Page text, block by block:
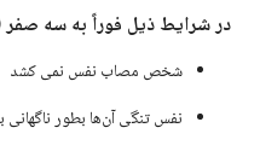
در شرایط ذیل فوراً به سه صفر (000) زنگ
شخص مصاب نفس نمی کشد
نفس تنگی آن‌ها بطور ناگهانی